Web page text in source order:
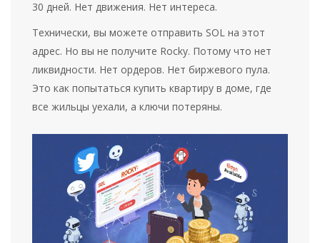
30 дней. Нет движения. Нет интереса.
Технически, вы можете отправить SOL на этот
адрес. Но вы не получите Rocky. Потому что нет
ликвидности. Нет ордеров. Нет биржевого пула.
Это как попытаться купить квартиру в доме, где
все жильцы уехали, а ключи потеряны.